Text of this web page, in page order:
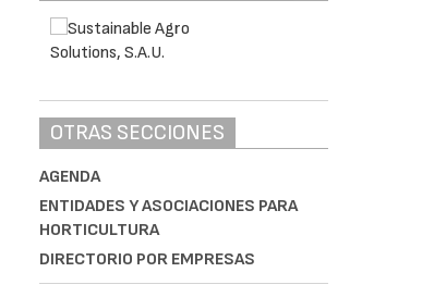
OTRAS SECCIONES
AGENDA
ENTIDADES Y ASOCIACIONES PARA
HORTICULTURA
DIRECTORIO POR EMPRESAS